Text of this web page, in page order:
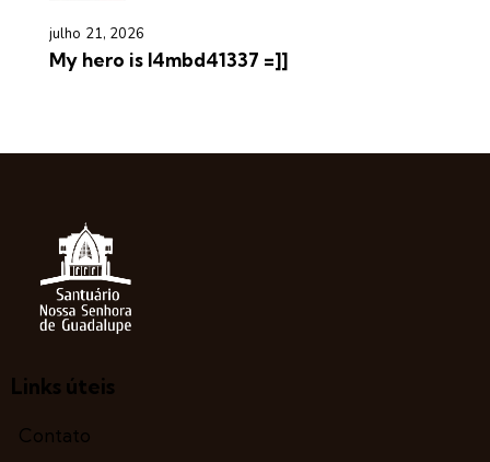
julho 21, 2026
My hero is l4mbd41337 =]]
Links úteis
Contato